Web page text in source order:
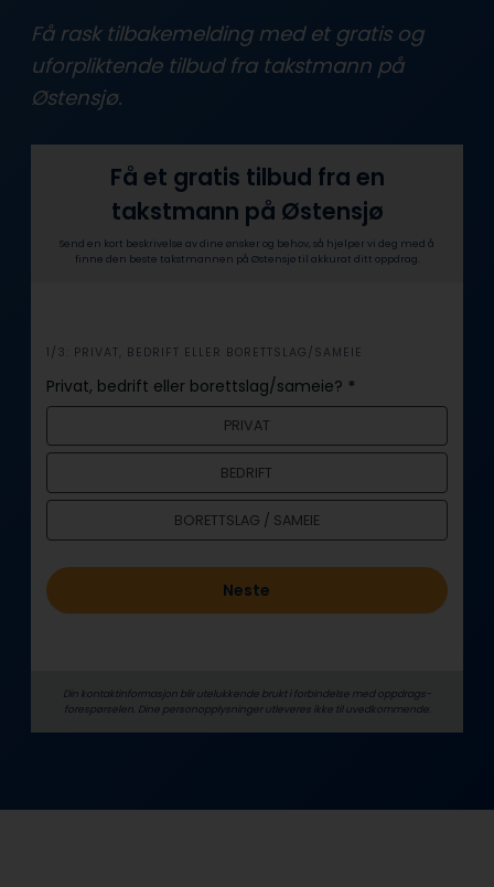
Få rask tilbakemelding med et gratis og
uforpliktende tilbud fra takstmann på
Østensjø.
Få et gratis tilbud fra en
takstmann på Østensjø
Send en kort beskrivelse av dine ønsker og behov, så hjelper vi deg med å
finne den beste takstmannen på Østensjø til akkurat ditt oppdrag.
i
n
n
o
d
1/3: PRIVAT, BEDRIFT ELLER BORETTSLAG/SAMEIE
Privat, bedrift eller borettslag/sameie? *
PRIVAT
BEDRIFT
BORETTSLAG / SAMEIE
Neste
Din kontaktinformasjon blir utelukkende brukt i forbindelse med oppdrags­
forespørselen. Dine person­­opplysninger utleveres ikke til uvedkommende.